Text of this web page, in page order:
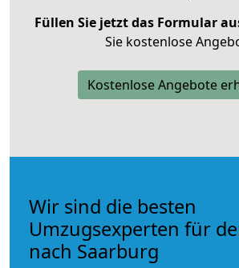
Füllen Sie jetzt das Formular
Sie kostenlose
Kostenlose Angebote
Wir sind die besten
Umzugsexperten für
nach Saarburg